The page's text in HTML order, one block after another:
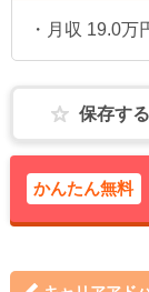
・月収 19.0万
保存する
かんたん無料